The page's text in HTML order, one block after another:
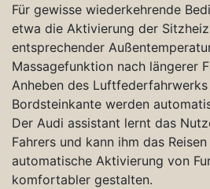
Für gewisse wiederkehrende
etwa die Aktivierung der
entsprechender
Massagefunktion nach längerer
Anheben des
Bordsteinkante werden
Der Audi assistant lernt das
Fahrers und kann ihm das
automatische Aktivierung von
komfortabler gestalten.